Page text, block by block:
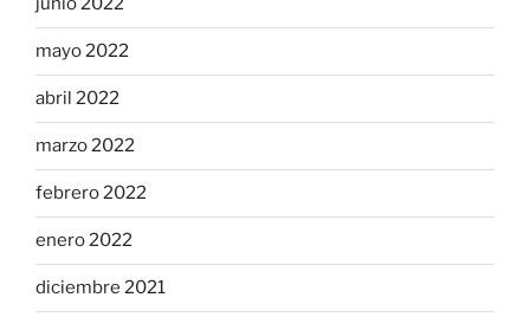
mayo 2022
abril 2022
marzo 2022
febrero 2022
enero 2022
diciembre 2021